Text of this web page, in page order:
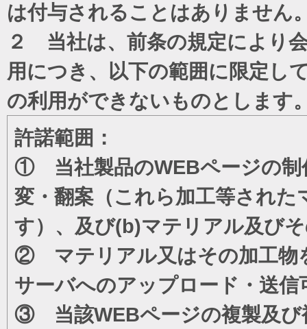
は付与されることはありません
２ 当社は、前条の規定により
用につき、以下の範囲に限定し
の利用ができないものとします
許諾範囲：
① 当社製品のWEBページの制
変・翻案（これら加工等され
す）、及び(b)マテリアル及び
② マテリアル又はその加工物
サーバへのアップロード・送信
③ 当該WEBページの複製及び